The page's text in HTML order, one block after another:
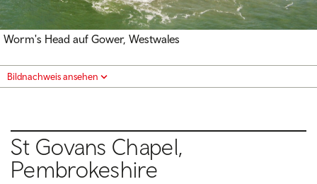
Worm's Head auf Gower, Westwales
Bildnachweis ansehen
St Govans Chapel,
Pembrokeshire